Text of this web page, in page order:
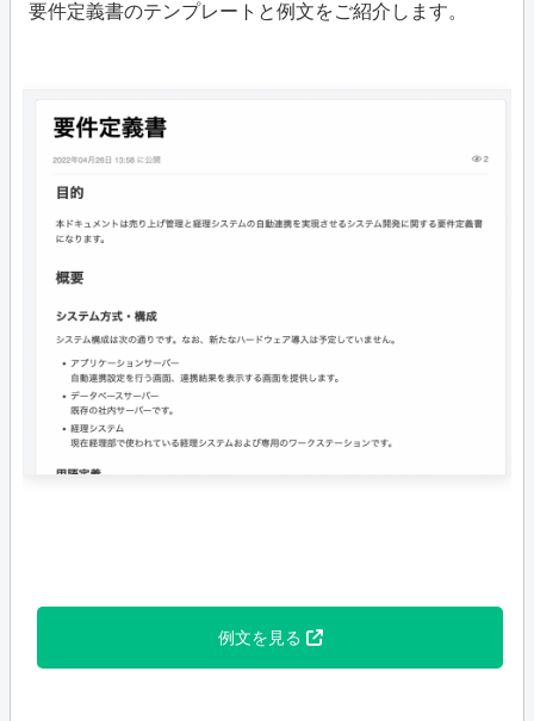
要件定義書のテンプレートと例文をご紹介します。
例文を見る